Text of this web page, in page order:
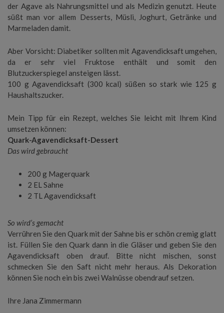
der Agave als Nahrungsmittel und als Medizin genutzt. Heute
süßt man vor allem Desserts, Müsli, Joghurt, Getränke und
Marmeladen damit.
Aber Vorsicht: Diabetiker sollten mit Agavendicksaft umgehen,
da er sehr viel Fruktose enthält und somit den
Blutzuckerspiegel ansteigen lässt.
100 g Agavendicksaft (300 kcal) süßen so stark wie 125 g
Haushaltszucker.
Mein Tipp für ein Rezept, welches Sie leicht mit Ihrem Kind
umsetzen können:
Quark-Agavendicksaft-Dessert
Das wird gebraucht
200 g Magerquark
2 EL Sahne
2 TL Agavendicksaft
So wird’s gemacht
Verrühren Sie den Quark mit der Sahne bis er schön cremig glatt
ist. Füllen Sie den Quark dann in die Gläser und geben Sie den
Agavendicksaft oben drauf. Bitte nicht mischen, sonst
schmecken Sie den Saft nicht mehr heraus. Als Dekoration
können Sie noch ein bis zwei Walnüsse obendrauf setzen.
Ihre Jana Zimmermann